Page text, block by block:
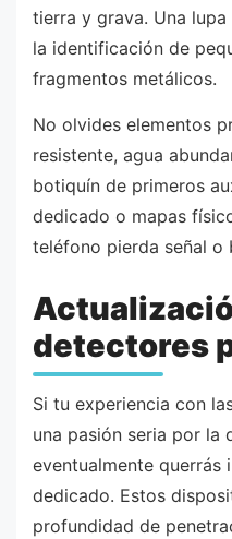
tierra y grava. Una
la identificación de
fragmentos metálicos.
No olvides elementos
resistente, agua
botiquín de primeros
dedicado o mapas
teléfono pierda señal o
detectores
Si tu experiencia con
una pasión seria por la
eventualmente
dedicado. Estos
profundidad de